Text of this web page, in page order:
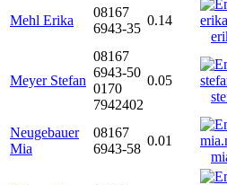
Mehl Erika
08167
6943-35
0.14
Meyer Stefan
08167
6943-50
0170
7942402
0.05
Neugebauer
Mia
08167
6943-58
0.01